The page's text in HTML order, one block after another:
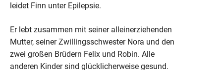
leidet Finn unter Epilepsie.
Er lebt zusammen mit seiner alleinerziehenden
Mutter, seiner Zwillingsschwester Nora und den
zwei großen Brüdern Felix und Robin. Alle
anderen Kinder sind glücklicherweise gesund.